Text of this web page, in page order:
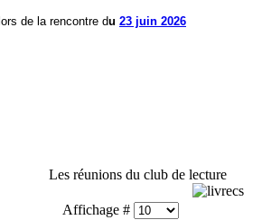
lors de la rencontre du 23 juin 2026
Les réunions du club de lecture
Affichage #